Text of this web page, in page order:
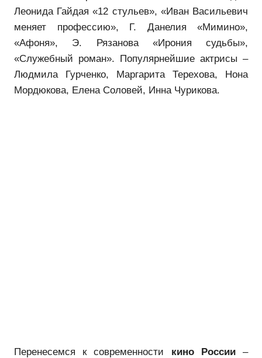
Леонида Гайдая «12 стульев», «Иван Васильевич
меняет профессию», Г. Данелия «Мимино»,
«Афоня», Э. Рязанова «Ирония судьбы»,
«Служебный роман». Популярнейшие актрисы –
Людмила Гурченко, Маргарита Терехова, Нона
Мордюкова, Елена Соловей, Инна Чурикова.
Перенесемся к современности кино России–